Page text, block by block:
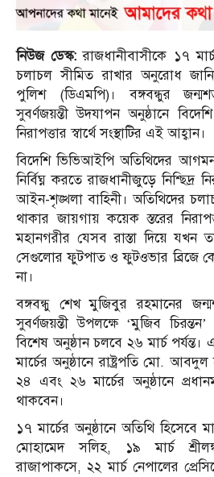
নিউজ ডেস্ক: রাজধানীবাসীকে ১৭
চলাচল সীমিত রাখার অনুরোধ
পুলিশ (ডিএমপি)। বঙ্গবন্ধুর
সুবর্ণজয়ন্তী উদযাপন অনুষ্ঠানে
নিরাপত্তার স্বার্থে সংস্থাটির এই আহ্বান।
বিদেশি ভিভিআইপি অতিথিদের
নির্বিঘ্ন করতে রাজধানীজুড়ে নিশ্ছিদ্র
আইন-শৃঙ্খলা বাহিনী। অতিথিদের
থাকার জায়গায় কয়েক স্তরের
মহানগরীর যেসব রাস্তা দিয়ে যখন
সেগুলোর ফুটপাত ও ফুটওভার ব্রিজে
না।
বঙ্গবন্ধু শেখ মুজিবুর রহমানের
সুবর্ণজয়ন্তী উপলক্ষে ‘মুজিব চিরন্তন’
বিশেষ অনুষ্ঠান চলবে ২৬ মার্চ
মার্চের অনুষ্ঠানে রাষ্ট্রপতি মো.
২৪ এবং ২৬ মার্চের অনুষ্ঠানে
থাকবেন।
১৭ মার্চের অনুষ্ঠানে অতিথি হিসেবে
মোহামেদ সলিহ, ১৯ মার্চ
রাজাপাকসে, ২২ মার্চ নেপালের